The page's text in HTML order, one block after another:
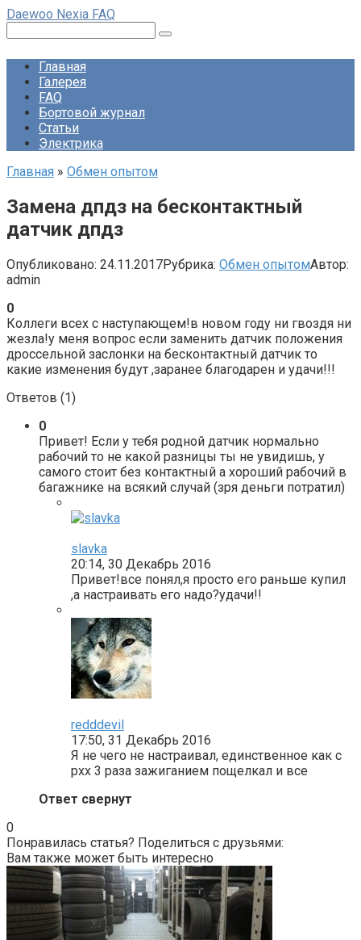
Перейти
контенту
Daewoo Nexia FAQ
Главная
Галерея
FAQ
Бортовой журнал
Статьи
Электрика
Главная » Обмен опытом
Замена дпдз на бесконтактный
датчик дпдз
Опубликовано: 24.11.2017Рубрика: Обмен опытомАвтор:
admin
0
Коллеги всех с наступающем!в новом году ни гвоздя ни
жезла!у меня вопрос если заменить датчик положения
дроссельной заслонки на бесконтактный датчик то
какие изменения будут ,заранее благодарен и удачи!!!
Ответов (1)
0
Привет! Если у тебя родной датчик нормально
рабочий то не какой разницы ты не увидишь, у
самого стоит без контактный а хороший рабочий в
багажнике на всякий случай (зря деньги потратил)
slavka
20:14, 30 Декабрь 2016
Привет!все понял,я просто его раньше купил
,а настраивать его надо?удачи!!
redddevil
17:50, 31 Декабрь 2016
Я не чего не настраивал, единственное как с
рхх 3 раза зажиганием пощелкал и все
Ответ свернут
0
Понравилась статья? Поделиться с друзьями:
Вам также может быть интересно